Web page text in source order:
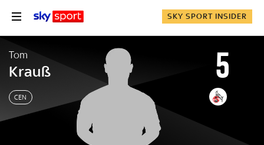
SKY SPORT INSIDER
Tom
Krauß
CEN
5